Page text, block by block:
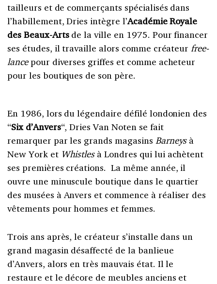
tailleurs et de commerçants spécialisés dans
l’habillement, Dries intègre l’Académie Royale
des Beaux-Artsde la ville en 1975. Pour financer
ses études, il travaille alors comme créateur free-
lancepour diverses griffes et comme acheteur
pour les boutiques de son père.
En 1986, lors du légendaire défilé londonien des
“Six d’Anvers“, Dries Van Noten se fait
remarquer par les grands magasins Barneysà
New York etWhistlesà Londres qui lui achètent
ses premières créations. La même année, il
ouvre une minuscule boutique dans le quartier
des musées à Anvers et commence à réaliser des
vêtements pour hommes et femmes.
Trois ans après, le créateur s’installe dans un
grand magasin désaffecté de la banlieue
d’Anvers, alors en très mauvais état. Il le
restaure et le décore de meubles anciens et